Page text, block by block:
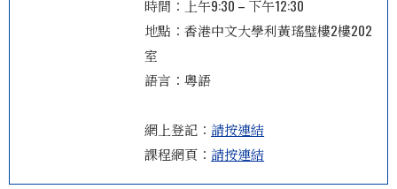
時間：上午9:30 – 下午12:30
地點：香港中文大學利黃瑤璧樓2樓202
室
語言：粵語
網上登記：請按連結
課程網頁：請按連結